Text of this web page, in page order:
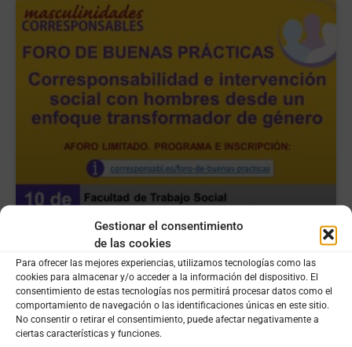
Gestionar el consentimiento
de las cookies
Para ofrecer las mejores experiencias, utilizamos tecnologías como las
cookies para almacenar y/o acceder a la información del dispositivo. El
consentimiento de estas tecnologías nos permitirá procesar datos como el
comportamiento de navegación o las identificaciones únicas en este sitio.
No consentir o retirar el consentimiento, puede afectar negativamente a
ciertas características y funciones.